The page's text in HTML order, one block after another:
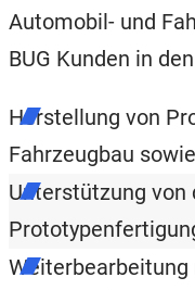
Automobil- und
BUG Kunden in
Herstellung von
Fahrzeugbau
Unterstützung